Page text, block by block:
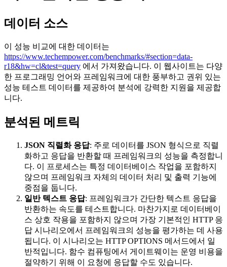
데이터 소스
이 성능 비교에 대한 데이터는
https://www.techempower.com/benchmarks/#section=data-
r18&hw=cl&test=query 에서 가져왔습니다. 이 웹사이트는 다양
한 프로그래밍 언어와 프레임워크에 대한 풍부하고 권위 있는
성능 테스트 데이터를 제공하여 분석에 강력한 지원을 제공합
니다.
분석된 메트릭
JSON 직렬화 응답: 주로 데이터를 JSON 형식으로 직렬
화하고 응답을 반환할 때 프레임워크의 성능을 측정합니
다. 이 프로세스는 특정 데이터베이스 작업을 포함하지
않으며 프레임워크 자체의 데이터 처리 및 출력 기능에
중점을 둡니다.
일반 텍스트 응답: 프레임워크가 간단한 텍스트 응답을
반환하는 속도를 테스트합니다. 마찬가지로 데이터베이
스 상호 작용을 포함하지 않으며 가장 기본적인 HTTP 응
답 시나리오에서 프레임워크의 성능을 평가하는 데 사용
됩니다. 이 시나리오는 HTTP OPTIONS 메서드에서 일
반적입니다. 함수 컴퓨팅에서 게이트웨이는 운영 비용을
절약하기 위해 이 요청에 응답할 수도 있습니다.